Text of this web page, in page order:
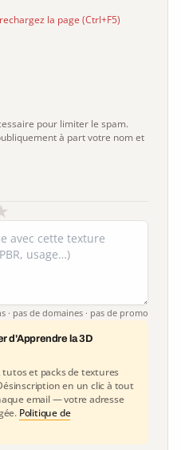
la page (Ctrl+F5)
pour limiter le spam.
à part votre nom et
· pas de domaines · pas de promo
d'Apprendre la 3D
tutos et packs de textures
en un clic à tout
email — votre adresse
Politique de